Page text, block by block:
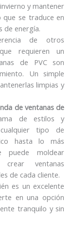
y mantener
se traduce en
de energía.
de otros
requieren un
de PVC son
Un simple
limpias y
de ventanas de
de estilos y
tipo de
hasta lo más
puede moldear
ventanas
de cada cliente.
es un excelente
en una opción
tranquilo y sin